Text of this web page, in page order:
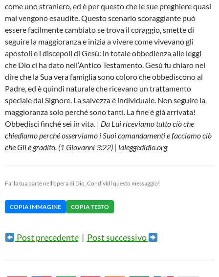
come uno straniero, ed è per questo che le sue preghiere quasi
mai vengono esaudite. Questo scenario scoraggiante può
essere facilmente cambiato se trova il coraggio, smette di
seguire la maggioranza e inizia a vivere come vivevano gli
apostoli e i discepoli di Gesù: in totale obbedienza alle leggi
che Dio ci ha dato nell’Antico Testamento. Gesù fu chiaro nel
dire che la Sua vera famiglia sono coloro che obbediscono al
Padre, ed è quindi naturale che ricevano un trattamento
speciale dal Signore. La salvezza è individuale. Non seguire la
maggioranza solo perché sono tanti. La fine è già arrivata!
Obbedisci finché sei in vita. | Da Lui riceviamo tutto ciò che
chiediamo perché osserviamo i Suoi comandamenti e facciamo ciò
che Gli è gradito. (1 Giovanni 3:22) | laleggedidio.org
Fai la tua parte nell’opera di Dio. Condividi questo messaggio!
COPIA IMMAGINE COPIA TESTO
Post precedente| Post successivo